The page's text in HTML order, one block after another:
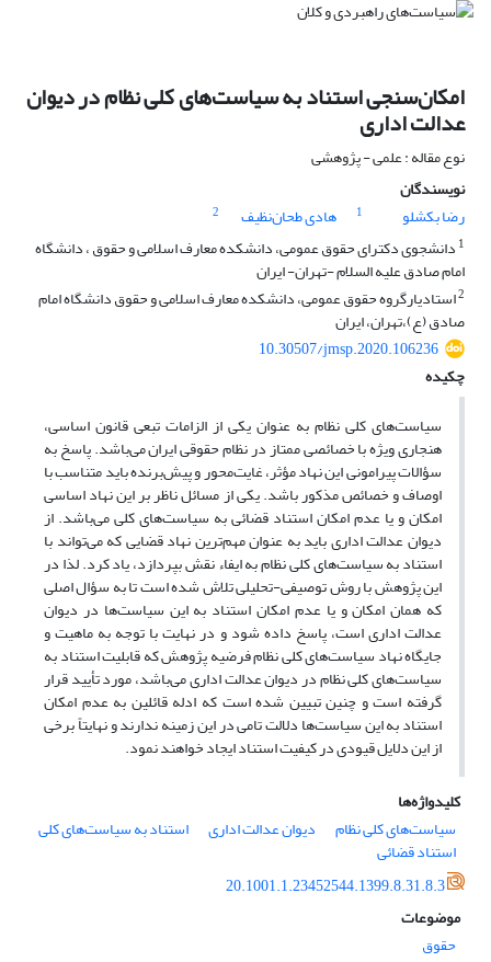
امکان‌سنجی استناد به سیاست‌های کلی نظام در دیوان
عدالت اداری
نوع مقاله : علمی - پژوهشی
نویسندگان
رضا بکشلو
1 هادی طحان‌نظیف
2
1 دانشجوی دکترای حقوق عمومی، دانشکده معارف اسلامی و حقوق ، دانشگاه
امام صادق علیه السلام -تهران- ایران
2استادیارگروه حقوق عمومی، دانشکده معارف اسلامی و حقوق دانشگاه امام
صادق (ع)،تهران، ایران
10.30507/jmsp.2020.106236
چکیده
سیاست‌های کلی نظام به عنوان یکی از الزامات تبعی قانون اساسی،
هنجاری ویژه با خصائصی ممتاز در نظام حقوقی ایران می‌باشد. پاسخ به
سؤالات پیرامونی این نهاد مؤثر، غایت‌محور و پیش‌برنده باید متناسب با
اوصاف و خصائص مذکور باشد. یکی از مسائل ناظر بر این نهاد اساسی
امکان و یا عدم امکان استناد قضائی به سیاست‌های کلی می‌باشد. از
دیوان عدالت اداری باید به عنوان مهم‌ترین نهاد قضایی که می‌تواند با
استناد به سیاست‌های کلی نظام به ایفاء نقش بپردازد، یاد کرد. لذا در
این پژوهش با روش توصیفی-تحلیلی تلاش شده است تا به سؤال اصلی
که همان امکان و یا عدم امکان استناد به این سیاست‌ها در دیوان
عدالت اداری است، پاسخ داده شود و در نهایت با توجه به ماهیت و
جایگاه نهاد سیاست‌های کلی نظام فرضیه پژوهش که قابلیت استناد به
سیاست‌های کلی نظام در دیوان عدالت اداری می‌باشد، مورد تأیید قرار
گرفته است و چنین تبیین شده است که ادله قائلین به عدم امکان
استناد به این سیاست‌ها دلالت تامی در این زمینه ندارند و نهایتاً برخی
از این دلایل قیودی در کیفیت استناد ایجاد خواهند نمود.
کلیدواژه‌ها
سیاست‌های کلی نظام
دیوان عدالت اداری استناد به سیاست‌های کلی
استناد قضائی
20.1001.1.23452544.1399.8.31.8.3
موضوعات
حقوق